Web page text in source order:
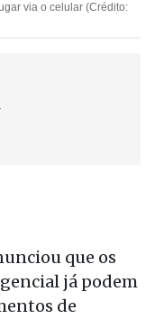
via o celular (Crédito:
que os
já podem
de